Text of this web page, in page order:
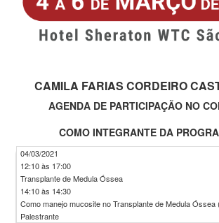
CAMILA FARIAS CORDEIRO
AGENDA DE PARTICIPAÇÃO NO
COMO INTEGRANTE DA
04/03/2021
12:10 às 17:00
Transplante de Medula Óssea
14:10 às 14:30
Como manejo mucosite no Transplante de Medula Óssea
Palestrante